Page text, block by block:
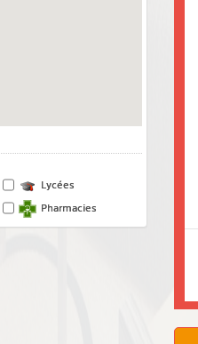
Lycées
Pharmacies